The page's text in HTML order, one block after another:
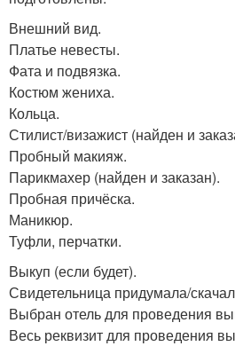
Внешний вид.
Платье невесты.
Фата и подвязка.
Костюм жениха.
Кольца.
Стилист/визажист (найден и
Пробный макияж.
Парикмахер (найден и заказан).
Пробная причёска.
Маникюр.
Туфли, перчатки.
Выкуп (если будет).
Свидетельница придумала/
Выбран отель для проведения
Весь реквизит для проведения